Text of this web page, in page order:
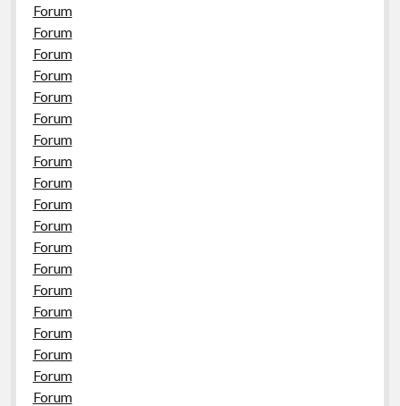
Forum
Forum
Forum
Forum
Forum
Forum
Forum
Forum
Forum
Forum
Forum
Forum
Forum
Forum
Forum
Forum
Forum
Forum
Forum